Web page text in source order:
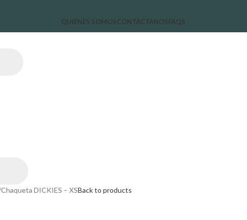
QUIÉNES SOMOSCONTÁCTANOSFAQS
Chaqueta DICKIES – XSBack to products